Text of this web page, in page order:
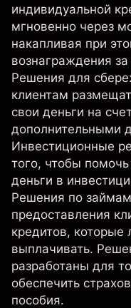
индивидуальной
мгновенно через
накапливая при
вознаграждения
Решения для
клиентам
свои деньги на
дополнительными
Инвестиционные
того, чтобы
деньги в
Решения по
предоставления
кредитов, которые
выплачивать.
разработаны для
обеспечить
пособия.